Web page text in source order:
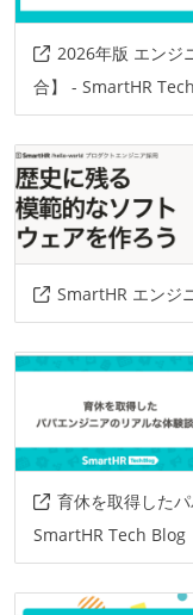
google-
google-cloud-
google-cloud-run
amazon-route53
2026年版 エンジ
合】 - SmartHR
SmartHR エンジ
育休を取得した
SmartHR Tech Blog